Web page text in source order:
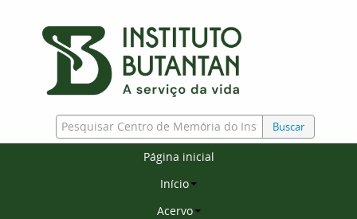
Buscar
Página inicial
Início
Acervo